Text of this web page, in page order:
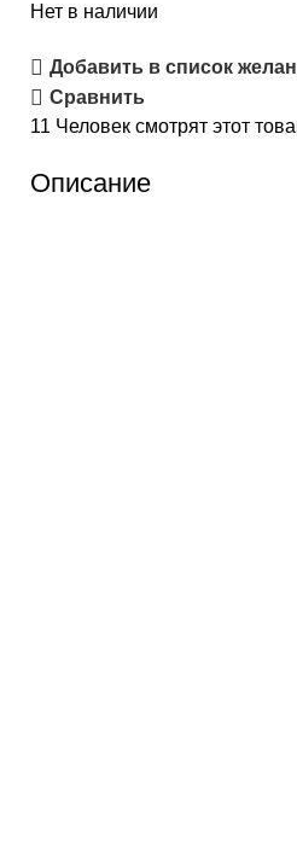
Нет в наличии
Добавить в список
Сравнить
11 Человек смотрят этот
Описание